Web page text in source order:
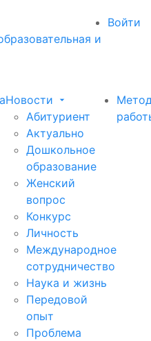
Войти
и
Новости
Абитуриент
Актуально
Дошкольное
образование
Женский
вопрос
Конкурс
Личность
Международное
сотрудничество
Наука и жизнь
Передовой
опыт
Проблема